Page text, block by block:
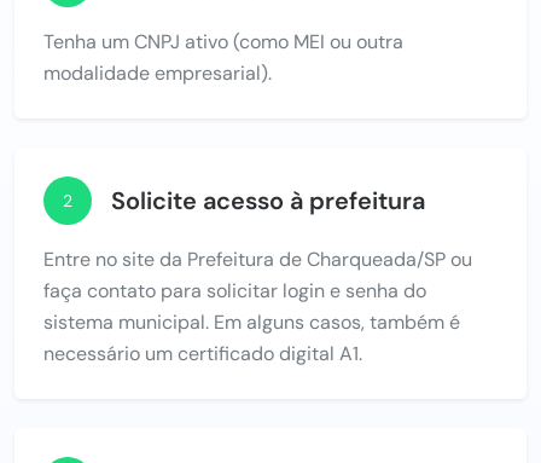
Tenha um CNPJ ativo (como MEI ou outra
modalidade empresarial).
2 Solicite acesso à prefeitura
Entre no site da Prefeitura de Charqueada/SP ou
faça contato para solicitar login e senha do
sistema municipal. Em alguns casos, também é
necessário um certificado digital A1.